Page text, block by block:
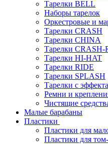
Тарелки BELL
Наборы тарелок
Оркестровые и
Тарелки CRASH
Тарелки CHINA
Тарелки CRASH-
Тарелки HI-HAT
Тарелки RIDE
Тарелки SPLASH
Тарелки с
Ремни и
Чистящие
Малые барабаны
Пластики
Пластики для
Пластики для